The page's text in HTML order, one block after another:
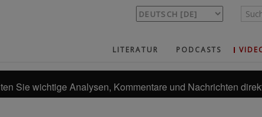
LITERATUR PODCASTS
Sie wichtige Analysen, Kommentare und Nachrichten